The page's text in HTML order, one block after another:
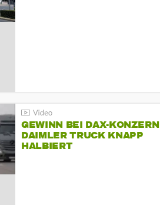
GEWINN BEI DAX-KONZERN
DAIMLER TRUCK KNAPP
HALBIERT